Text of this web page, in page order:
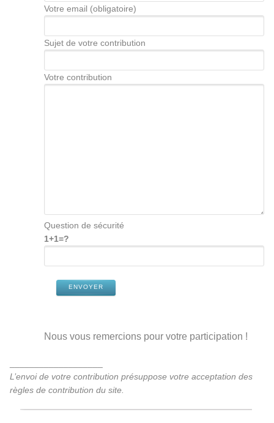
Votre email (obligatoire)
Sujet de votre contribution
Votre contribution
Question de sécurité
1+1=?
ENVOYER
Nous vous remercions pour votre participation !
L’envoi de votre contribution présuppose votre acceptation des
règles de contribution du site.